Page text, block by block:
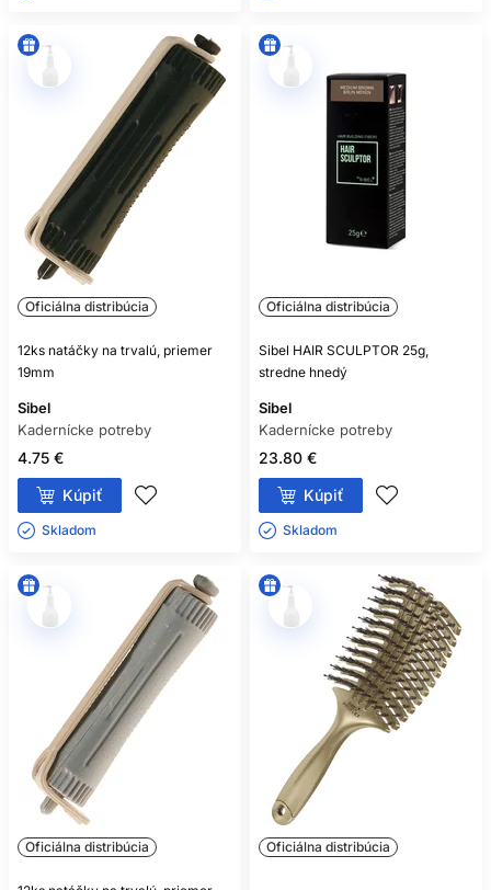
Oficiálna distribúcia
12ks natáčky na trvalú, priemer
19mm
Sibel
Kadernícke potreby
4.75 €
Kúpiť
Skladom ㅤ
Oficiálna distribúcia
Sibel HAIR SCULPTOR 25g,
stredne hnedý
Sibel
Kadernícke potreby
23.80 €
Kúpiť
Skladom ㅤ
Oficiálna distribúcia Oficiálna distribúcia